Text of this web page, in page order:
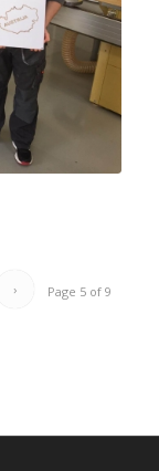
Page 5 of 9
›